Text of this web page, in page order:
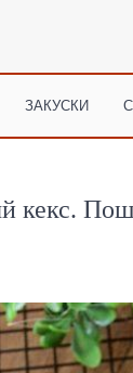
ЗАКУСКИ
кекс.